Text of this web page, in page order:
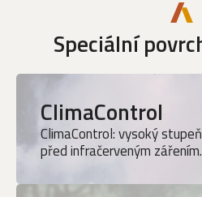
Speciální
ClimaControl
ClimaControl: vysoký
před infračerveným zářením.